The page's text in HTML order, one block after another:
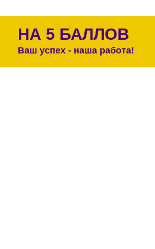
НА 5 БАЛЛОВ
Ваш успех - наша работа!